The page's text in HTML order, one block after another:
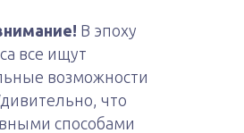
В эпоху
все ищут
возможности
что
способами